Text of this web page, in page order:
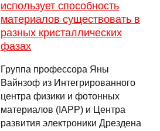
использует способность
материалов существовать в
разных кристаллических
фазах
Группа профессора Яны
Вайнзоф из Интегрированного
центра физики и фотонных
материалов (IAPP) и Центра
развития электроники Дрездена